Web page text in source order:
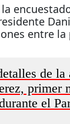
entre la
de la
primer
el